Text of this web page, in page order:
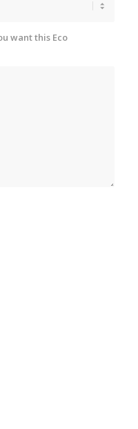
want this Eco